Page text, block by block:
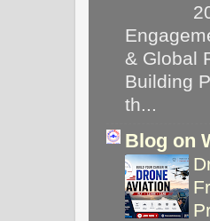
& Global
Building
th...
Blog on